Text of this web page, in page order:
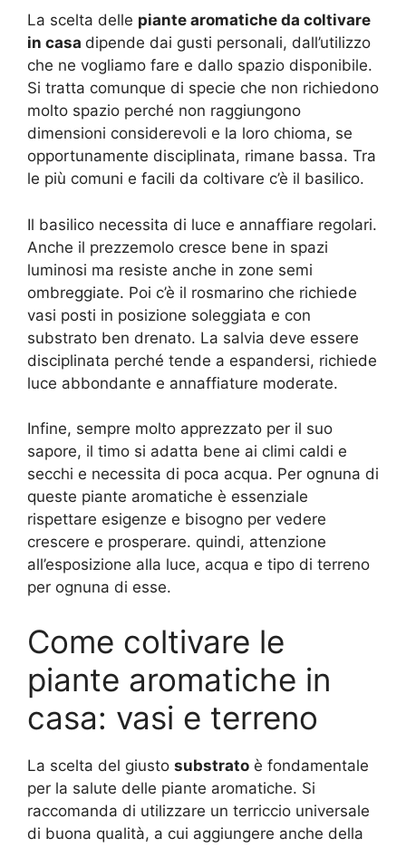
La scelta delle piante aromatiche da coltivare
in casa dipende dai gusti personali, dall’utilizzo
che ne vogliamo fare e dallo spazio disponibile.
Si tratta comunque di specie che non richiedono
molto spazio perché non raggiungono
dimensioni considerevoli e la loro chioma, se
opportunamente disciplinata, rimane bassa. Tra
le più comuni e facili da coltivare c’è il basilico.
Il basilico necessita di luce e annaffiare regolari.
Anche il prezzemolo cresce bene in spazi
luminosi ma resiste anche in zone semi
ombreggiate. Poi c’è il rosmarino che richiede
vasi posti in posizione soleggiata e con
substrato ben drenato. La salvia deve essere
disciplinata perché tende a espandersi, richiede
luce abbondante e annaffiature moderate.
Infine, sempre molto apprezzato per il suo
sapore, il timo si adatta bene ai climi caldi e
secchi e necessita di poca acqua. Per ognuna di
queste piante aromatiche è essenziale
rispettare esigenze e bisogno per vedere
crescere e prosperare. quindi, attenzione
all’esposizione alla luce, acqua e tipo di terreno
per ognuna di esse.
Come coltivare le
piante aromatiche in
casa: vasi e terreno
La scelta del giusto substrato è fondamentale
per la salute delle piante aromatiche. Si
raccomanda di utilizzare un terriccio universale
di buona qualità, a cui aggiungere anche della